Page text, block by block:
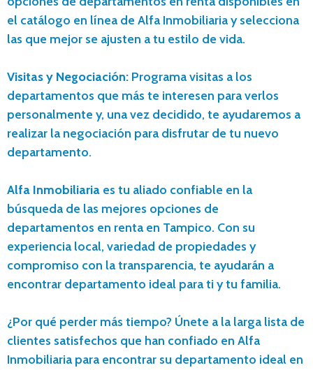
el catálogo en línea de Alfa Inmobiliaria y selecciona
las que mejor se ajusten a tu estilo de vida.
Visitas y Negociación: Programa visitas a los
departamentos que más te interesen para verlos
personalmente y, una vez decidido, te ayudaremos a
realizar la negociación para disfrutar de tu nuevo
departamento.
Alfa Inmobiliaria es tu aliado confiable en la
búsqueda de las mejores opciones de
departamentos en renta en Tampico. Con su
experiencia local, variedad de propiedades y
compromiso con la transparencia, te ayudarán a
encontrar departamento ideal para ti y tu familia.
¿Por qué perder más tiempo? Únete a la larga lista de
clientes satisfechos que han confiado en Alfa
Inmobiliaria para encontrar su departamento ideal en